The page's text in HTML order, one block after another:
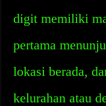
digit memiliki
pertama
lokasi berada,
kelurahan atau